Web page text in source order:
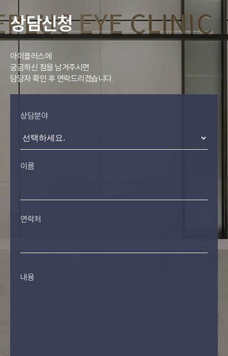
상담신청
아이플러스에
궁금하신 점을 남겨주시면
담당자 확인 후 연락드리겠습니다.
상담분야
이름
연락처
내용